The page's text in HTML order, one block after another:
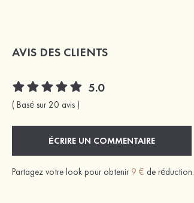
AVIS DES CLIENTS
5.0
( Basé sur 20 avis )
ÉCRIRE UN COMMENTAIRE
Partagez votre look pour obtenir 9 € de réduction.